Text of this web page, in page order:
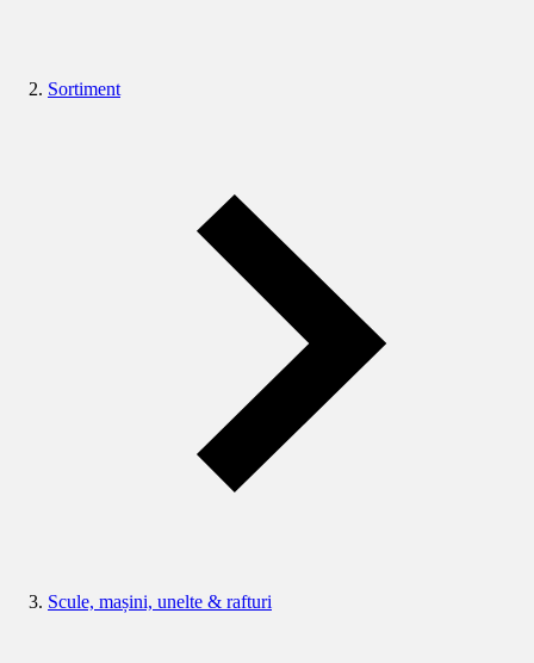
Sortiment
Scule, mașini, unelte & rafturi